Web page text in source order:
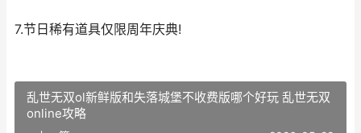
7.节日稀有道具仅限周年庆典!
乱世无双ol新鲜版和失落城堡不收费版哪个好玩 乱世无双
online攻略